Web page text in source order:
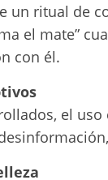
un ritual de
el mate”
con él.
el